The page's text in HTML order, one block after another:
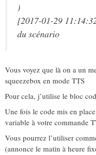
)
[2017-01-29
du scénario
Vous voyez que là on a un
squeezebox en mode TTS
Pour cela, j’utilise le bloc
Une fois le code mis en
variable à votre commande
Vous pourrez l’utiliser
(annonce le matin à heure